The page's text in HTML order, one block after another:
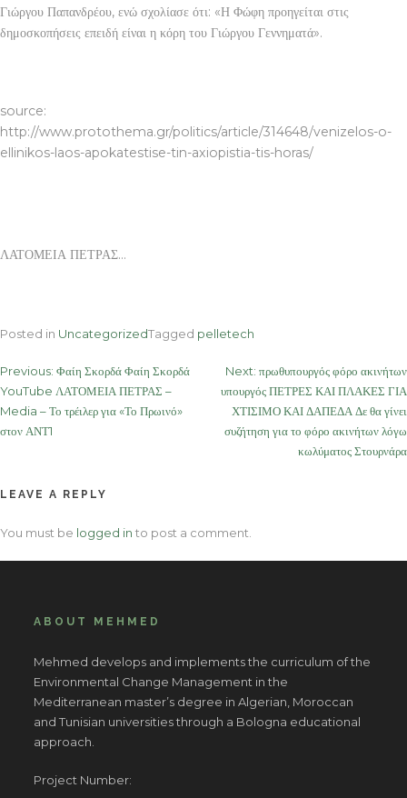
Γιώργου Παπανδρέου, ενώ σχολίασε ότι: «Η Φώφη προηγείται στις
δημοσκοπήσεις επειδή είναι η κόρη του Γιώργου Γεννηματά».
source:
http://www.protothema.gr/politics/article/314648/venizelos-o-
ellinikos-laos-apokatestise-tin-axiopistia-tis-horas/
ΛΑΤΟΜΕΙΑ ΠΕΤΡΑΣ…
Posted in UncategorizedTagged pelletech
Post
navigation
Previous: Φαίη Σκορδά Φαίη Σκορδά
YouTube ΛΑΤΟΜΕΙΑ ΠΕΤΡΑΣ –
Media – Το τρέιλερ για «Το Πρωινό»
στον ΑΝΤ1
Next: πρωθυπουργός φόρο ακινήτων
υπουργός ΠΕΤΡΕΣ ΚΑΙ ΠΛΑΚΕΣ ΓΙΑ
ΧΤΙΣΙΜΟ ΚΑΙ ΔΑΠΕΔΑ Δε θα γίνει
συζήτηση για το φόρο ακινήτων λόγω
κωλύματος Στουρνάρα
LEAVE A REPLY
You must be logged in to post a comment.
ABOUT MEHMED
Mehmed develops and implements the curriculum of the
Environmental Change Management in the
Mediterranean master’s degree in Algerian, Moroccan
and Tunisian universities through a Bologna educational
approach.
Project Number: